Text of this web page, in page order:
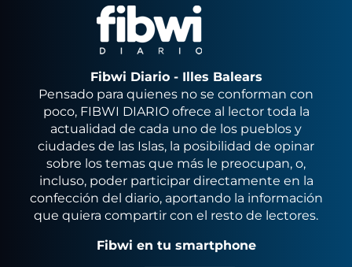
Fibwi Diario - Illes Balears
Pensado para quienes no se conforman con
poco, FIBWI DIARIO ofrece al lector toda la
actualidad de cada uno de los pueblos y
ciudades de las Islas, la posibilidad de opinar
sobre los temas que más le preocupan, o,
incluso, poder participar directamente en la
confección del diario, aportando la información
que quiera compartir con el resto de lectores.
Fibwi en tu smartphone